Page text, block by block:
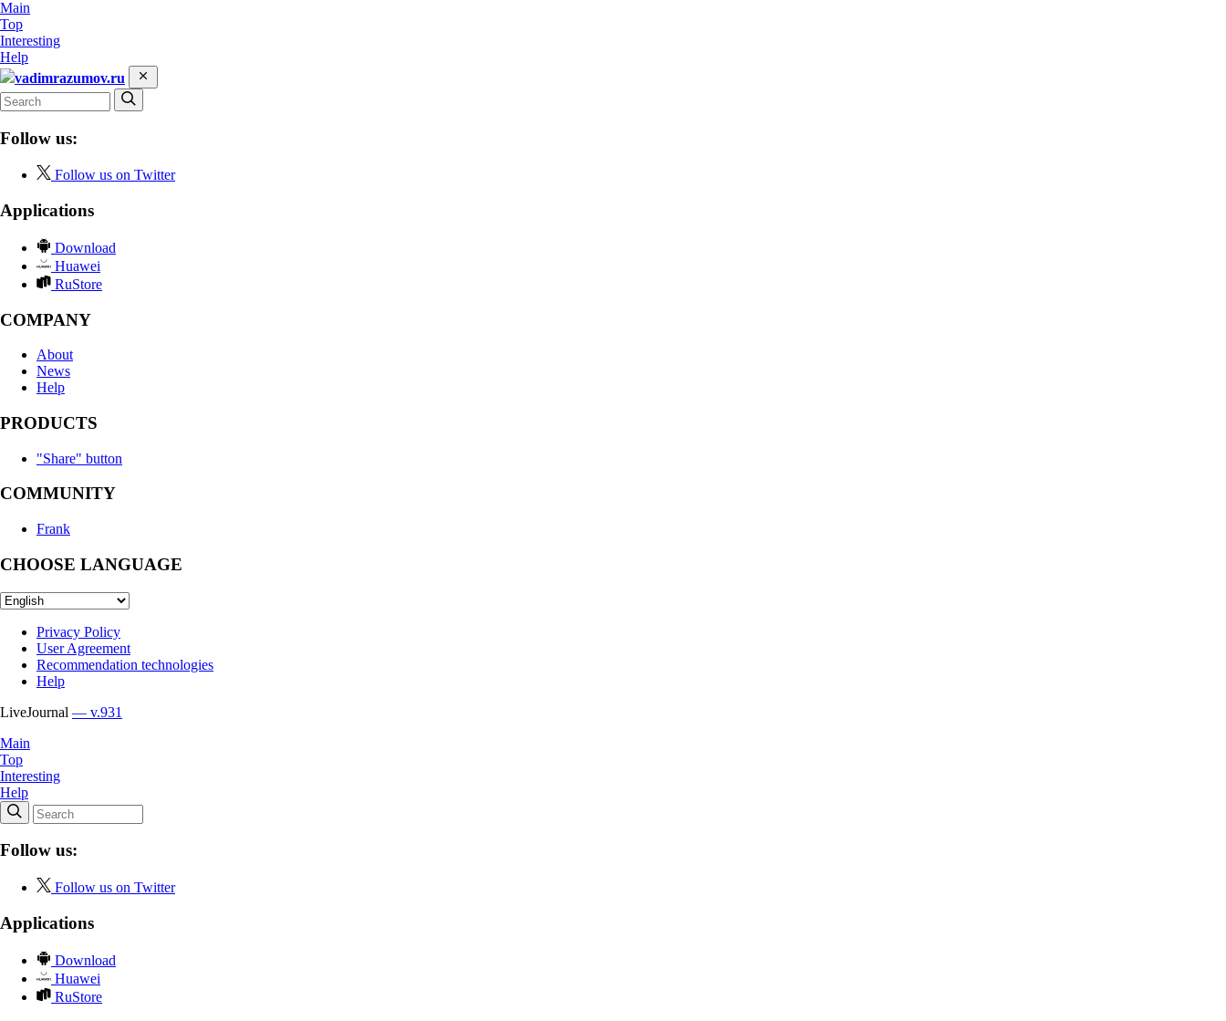
Main
Top
Interesting
Help
vadimrazumov.ru
Follow us:
Follow us on Twitter
Applications
Download
Huawei
RuStore
COMPANY
About
News
Help
PRODUCTS
"Share" button
COMMUNITY
Frank
CHOOSE LANGUAGE
Privacy Policy
User Agreement
Recommendation technologies
Help
LiveJournal — v.931
Main
Top
Interesting
Help
Follow us:
Follow us on Twitter
Applications
Download
Huawei
RuStore